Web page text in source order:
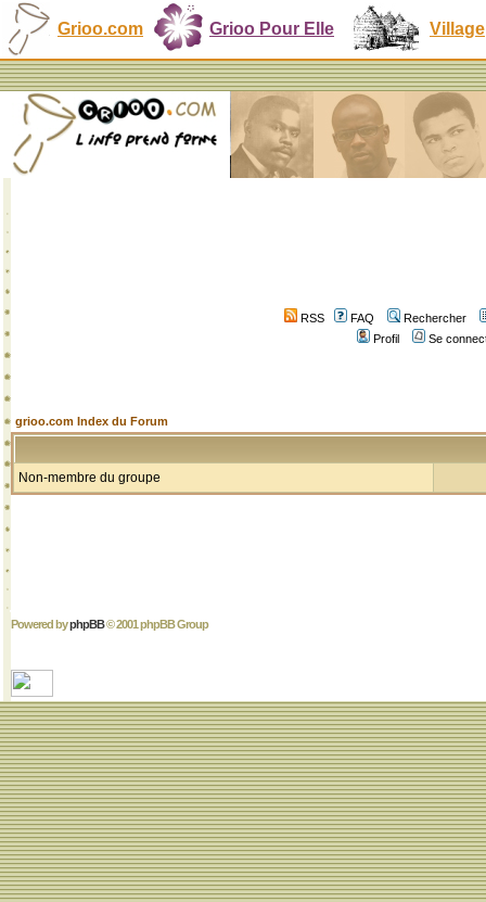
Grioo.com Grioo Pour Elle Village
RSS FAQ
Rechercher
Profil
Se
grioo.com Index du Forum
Non-membre du groupe
Powered byphpBB© 2001 phpBB Group